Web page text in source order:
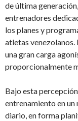
de última
entrenadores
los planes y
atletas venezolanos.
una gran carga
proporcionalmente
Bajo esta
entrenamiento en
diario, en forma